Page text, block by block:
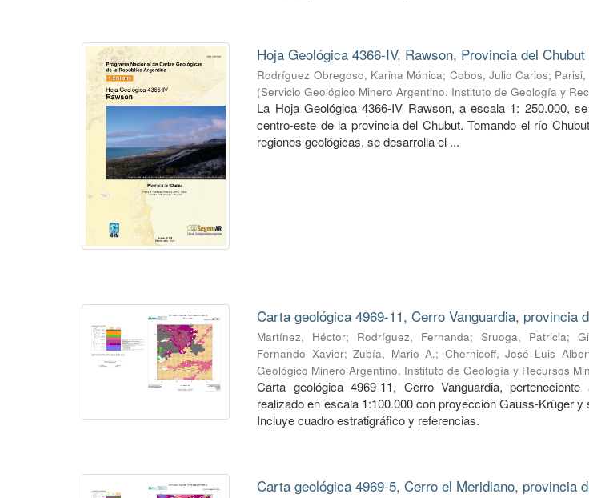
Hoja Geológica 4366-IV, Rawson, Provincia del Chubut
Rodríguez Obregoso, Karina Mónica; Cobos, Julio Carlos;
(Servicio Geológico Minero Argentino. Instituto de Geología y
La Hoja Geológica 4366-IV Rawson, a escala 1: 250.000,
centro-este de la provincia del Chubut. Tomando el río
regiones geológicas, se desarrolla el ...
Carta geológica 4969-11, Cerro Vanguardia, provincia
Martínez, Héctor; Rodríguez, Fernanda;Sruoga, Patricia;
Fernando Xavier;Zubía, Mario A.; Chernicoff, José Luis
Geológico Minero Argentino. Instituto de Geología y Recursos
Carta geológica 4969-11, Cerro Vanguardia,
realizado en escala 1:100.000 con proyección Gauss-Krüger
Incluye cuadro estratigráfico y referencias.
Carta geológica 4969-5, Cerro el Meridiano, provincia